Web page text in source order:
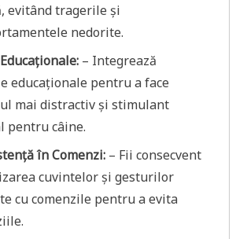
evitând tragerile și
nedorite.
– Integrează
educaționale pentru a face
mai distractiv și stimulant
pentru câine.
în Comenzi: – Fii consecvent
cuvintelor și gesturilor
cu comenzile pentru a evita